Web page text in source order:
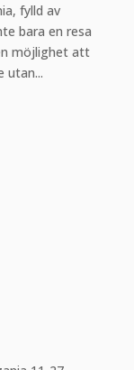
fylld av
bara en resa
möjlighet att
utan...